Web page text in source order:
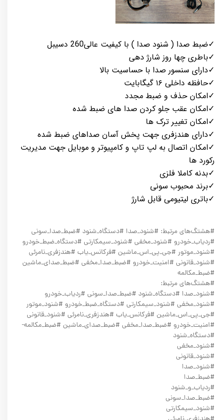
✓ضبط صدا ( شنود صدا ) با کیفیت عالی260 دسیبل
✓باطری چها روز شارژ دهی
✓دارای سنسور صدا با حساسیت بالا
✓حافظه داخلی ۱۶ گیگابایت
✓امکان حذف و ضبط مجدد
✓امکان عقب جلو کردن صدا های ضبط شده
✓امکان تغییر ترک ها
✓دارای هندزفری جهت پخش آسان صداهای ضبط شده
✓امکان اتصال به لپ تاپ و کامپیوتر و موبایل جهت مدیریت
رکورد ها
✓بدنه کاملا فلزی
✓برند محبوب سونی
✓باتری لیتیومی قابل شارژ
#هشتگ‌های مرتبط: #شنود_صدا #دستگاه_شنود #ضبط_صدا_سونی
#ردیاب_خودرو #شنود_مخفی #شنود_سیمکارتی #دستگاه_ضبط_خودرو
#شنود_موتور #جی_پی_اس_ماشین #فرکانس_یاب #هندزفری_نامرئی
#شنود_قانونی #امنیت_خودرو #ضبط_صدا_مخفی #ضبط_صدای_ماشین
#ضبط_مکالمه
#هشتگ‌های مرتبط:
#شنود_صدا #دستگاه_شنود #ضبط_صدا_سونی #ردیاب_خودرو
#شنود_مخفی #شنود_سیمکارتی #دستگاه_ضبط_خودرو #شنود_موتور
#جی_پی_اس_ماشین #فرکانس_یاب #هندزفری_نامرئی #شنود_قانونی
#امنیت_خودرو #ضبط_صدا_مخفی #ضبط_صدای_ماشین #ضبط_مکالمه-
#دستگاه_شنود
#شنود_مخفی
#شنود_قانونی
#شنود_صدا
#ضبط_صدا
#ردیاب_و_شنود
#ضبط_صدا_سونی
#شنود_سیمکارتی